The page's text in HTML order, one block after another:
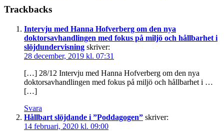
Trackbacks
Intervju med Hanna Hofverberg om den nya
doktorsavhandlingen med fokus på miljö och hållbarhet i
slöjdundervisning skriver:
28 december, 2019 kl. 07:31
[…] 28/12 Intervju med Hanna Hofverberg om den nya
doktorsavhandlingen med fokus på miljö och hållbarhet i …
[…]
Svara
Hållbart slöjdande i ”Poddagogen” skriver:
14 februari, 2020 kl. 09:00